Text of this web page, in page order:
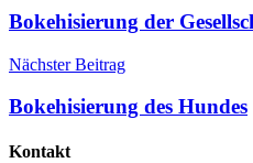
Bokehisierung der
Nächster Beitrag
Bokehisierung des Hundes
Kontakt